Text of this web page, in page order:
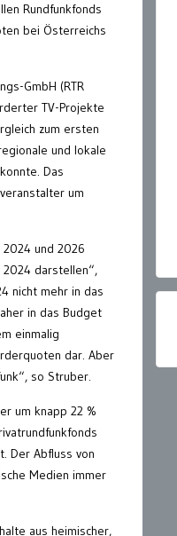
Rundfunkfonds
bei Österreichs
GmbH (RTR
TV-Projekte
zum ersten
und lokale
Das
um
und 2026
darstellen“,
nicht mehr in das
in das Budget
einmalig
dar. Aber
so Struber.
um knapp 22 %
Der Abfluss von
Medien immer
aus heimischer,